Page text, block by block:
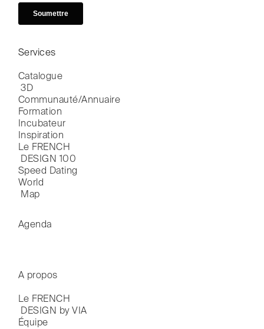
Services
Catalogue
3D
Communauté/Annuaire
Formation
Incubateur
Inspiration
Le FRENCH
DESIGN 100
Speed Dating
World
Map
Agenda
A propos
Le FRENCH
DESIGN by VIA
Équipe